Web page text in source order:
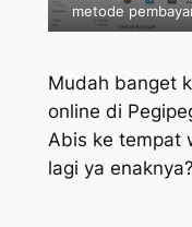
metode
Mudah banget
online di
Abis ke tempat
lagi ya